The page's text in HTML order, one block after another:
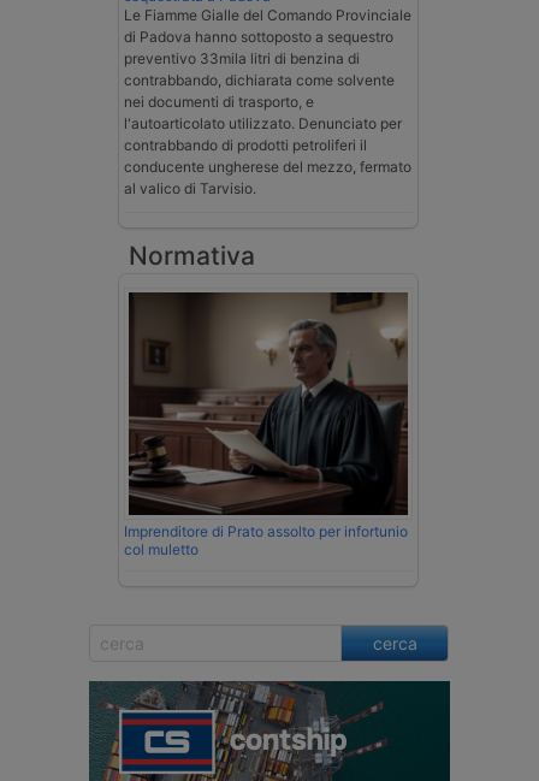
Le Fiamme Gialle del Comando Provinciale
di Padova hanno sottoposto a sequestro
preventivo 33mila litri di benzina di
contrabbando, dichiarata come solvente
nei documenti di trasporto, e
l'autoarticolato utilizzato. Denunciato per
contrabbando di prodotti petroliferi il
conducente ungherese del mezzo, fermato
al valico di Tarvisio.
Normativa
Imprenditore di Prato assolto per infortunio
col muletto
cerca